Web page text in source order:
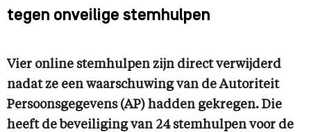
tegen onveilige stemhulpen
Vier online stemhulpen zijn direct verwijderd
nadat ze een waarschuwing van de Autoriteit
Persoonsgegevens (AP) hadden gekregen. Die
heeft de beveiliging van 24 stemhulpen voor de